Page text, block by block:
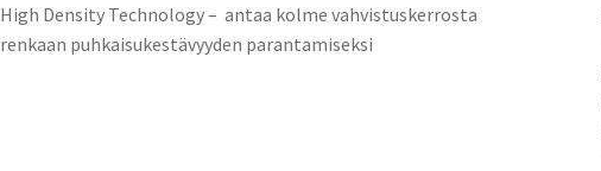
High Density Technology – antaa kolme vahvistuskerrosta
renkaan puhkaisukestävyyden parantamiseksi